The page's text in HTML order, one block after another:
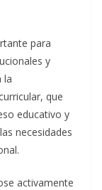
para
y
la
que
educativo y
necesidades
activamente